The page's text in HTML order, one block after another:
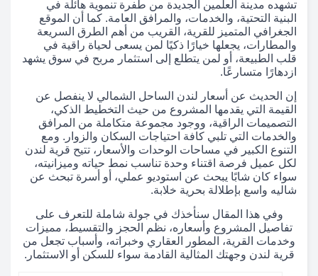
تشهده مدينة العلمين الجديدة من طفرة تنموية هائلة في
البنية التحتية، والخدمات، والمرافق العامة. كما أن الموقع
الجغرافي المتميز للقرية، القريب من أهم الطرق السريعة
والمطارات، يجعلها خيارًا ذكيًا لمن يسعى لحياة راقية في
قلب الطبيعة، أو لمن يتطلع إلى استثمار مربح في سوق يشهد
ازدهارًا متسارعًا.
إن الحديث عن أسعار لندن الساحل الشمالي لا ينفصل عن
القيمة التي يقدمها المشروع من حيث التخطيط الذكي،
التصميمات الراقية، ووجود مجموعة متكاملة من المرافق
والخدمات التي تلبي كافة احتياجات السكان والزوار. ومع
التنوع الكبير في مساحات الوحدات والأسعار، تتيح قرية لندن
لكل عميل فرصة اقتناء وحدة تناسب نمط حياته وميزانيته،
سواء كان شابًا يبحث عن استوديو عملي، أو أسرة تبحث عن
شاليه واسع بإطلالة بحرية خلابة.
وفي هذا المقال سنأخذك في جولة شاملة للتعرف على
تفاصيل المشروع وأسعاره، نظم الحجز والتقسيط، مميزات
وخدمات القرية، المطور العقاري وخبراته، وأسباب تجعل من
قرية لندن وجهتك المثالية القادمة سواء للسكن أو الاستثمار.